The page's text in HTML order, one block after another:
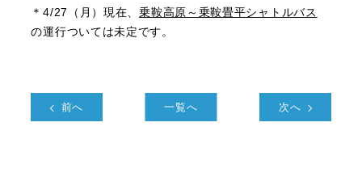
＊4/27（月）現在、乗鞍高原～乗鞍畳平シャトルバス
の運行ついては未定です。
前へ 一覧へ 次へ